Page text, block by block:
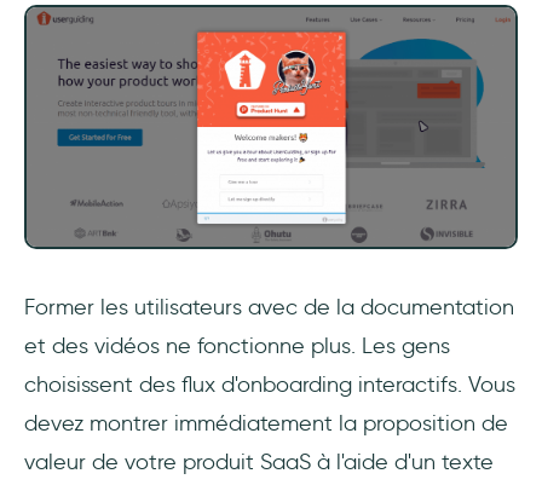
Former les utilisateurs avec de la documentation
et des vidéos ne fonctionne plus. Les gens
choisissent des flux d'onboarding interactifs. Vous
devez montrer immédiatement la proposition de
valeur de votre produit SaaS à l'aide d'un texte